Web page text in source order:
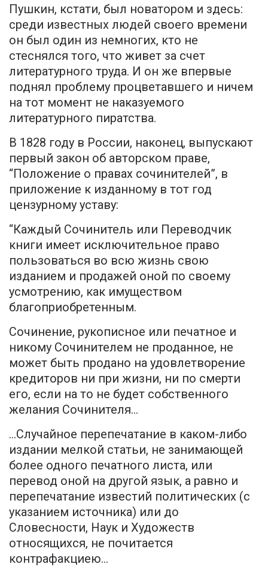
Пушкин, кстати, был новатором и здесь:
среди известных людей своего времени
он был один из немногих, кто не
стеснялся того, что живет за счет
литературного труда. И он же впервые
поднял проблему процветавшего и ничем
на тот момент не наказуемого
литературного пиратства.
В 1828 году в России, наконец, выпускают
первый закон об авторском праве,
“Положение о правах сочинителей”, в
приложение к изданному в тот год
цензурному уставу:
“Каждый Сочинитель или Переводчик
книги имеет исключительное право
пользоваться во всю жизнь свою
изданием и продажей оной по своему
усмотрению, как имуществом
благоприобретенным.
Сочинение, рукописное или печатное и
никому Сочинителем не проданное, не
может быть продано на удовлетворение
кредиторов ни при жизни, ни по смерти
его, если на то не будет собственного
желания Сочинителя...
...Случайное перепечатание в каком-либо
издании мелкой статьи, не занимающей
более одного печатного листа, или
перевод оной на другой язык, а равно и
перепечатание известий политических (с
указанием источника) или до
Словесности, Наук и Художеств
относящихся, не почитается
контрафакциею...